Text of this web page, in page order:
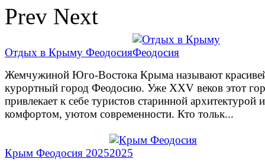
Prev Next
Отдых в Крыму Феодосия
Жемчужиной Юго-Востока Крыма называют
курортный город Феодосию. Уже XXV веков этот
привлекает к себе туристов старинной архитектурой и
комфортом, уютом современности. Кто тольк...
Крым Феодосия 2025